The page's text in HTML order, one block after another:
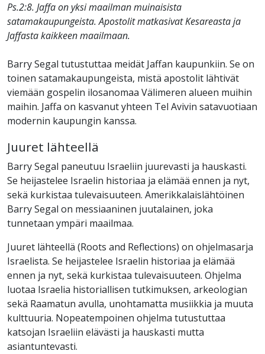
Ps.2:8. Jaffa on yksi maailman muinaisista
satamakaupungeista. Apostolit matkasivat Kesareasta ja
Jaffasta kaikkeen maailmaan.
Barry Segal tutustuttaa meidät Jaffan kaupunkiin. Se on
toinen satamakaupungeista, mistä apostolit lähtivät
viemään gospelin ilosanomaa Välimeren alueen muihin
maihin. Jaffa on kasvanut yhteen Tel Avivin satavuotiaan
modernin kaupungin kanssa.
Juuret lähteellä
Barry Segal paneutuu Israeliin juurevasti ja hauskasti.
Se heijastelee Israelin historiaa ja elämää ennen ja nyt,
sekä kurkistaa tulevaisuuteen. Amerikkalaislähtöinen
Barry Segal on messiaaninen juutalainen, joka
tunnetaan ympäri maailmaa.
Juuret lähteellä (Roots and Reflections) on ohjelmasarja
Israelista. Se heijastelee Israelin historiaa ja elämää
ennen ja nyt, sekä kurkistaa tulevaisuuteen. Ohjelma
luotaa Israelia historiallisen tutkimuksen, arkeologian
sekä Raamatun avulla, unohtamatta musiikkia ja muuta
kulttuuria. Nopeatempoinen ohjelma tutustuttaa
katsojan Israeliin elävästi ja hauskasti mutta
asiantuntevasti.